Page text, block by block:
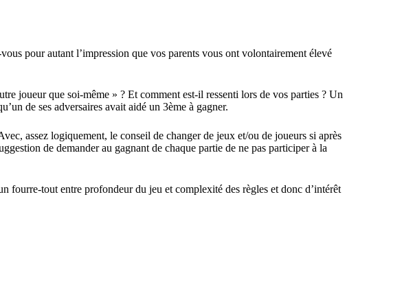
pour autant l’impression que vos parents vous ont volontairement élevé
joueur que soi-même » ? Et comment est-il ressenti lors de vos parties ? Un
de ses adversaires avait aidé un 3ème à gagner.
assez logiquement, le conseil de changer de jeux et/ou de joueurs si après
de demander au gagnant de chaque partie de ne pas participer à la
fourre-tout entre profondeur du jeu et complexité des règles et donc d’intérêt